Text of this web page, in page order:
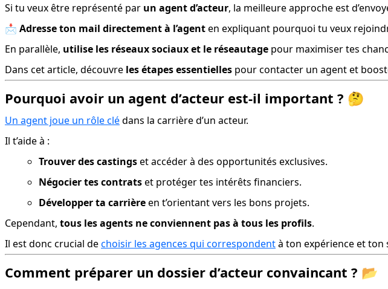
Si tu veux être représenté par un agent d’acteur, la meilleure approche est
📩 Adresse ton mail directement à l’agent en expliquant pourquoi tu veux
En parallèle, utilise les réseaux sociaux et le réseautage pour maximiser tes
Dans cet article, découvre les étapes essentielles pour contacter un agent et
Pourquoi avoir un agent d’acteur est-il important ? 🤔
Un agent joue un rôle clé dans la carrière d’un acteur.
Il t’aide à :
Trouver des castings et accéder à des opportunités exclusives.
Négocier tes contrats et protéger tes intérêts financiers.
Développer ta carrière en t’orientant vers les bons projets.
Cependant, tous les agents ne conviennent pas à tous les profils.
Il est donc crucial de choisir les agences qui correspondent à ton expérience et ton
Comment préparer un dossier d’acteur convaincant ? 📂